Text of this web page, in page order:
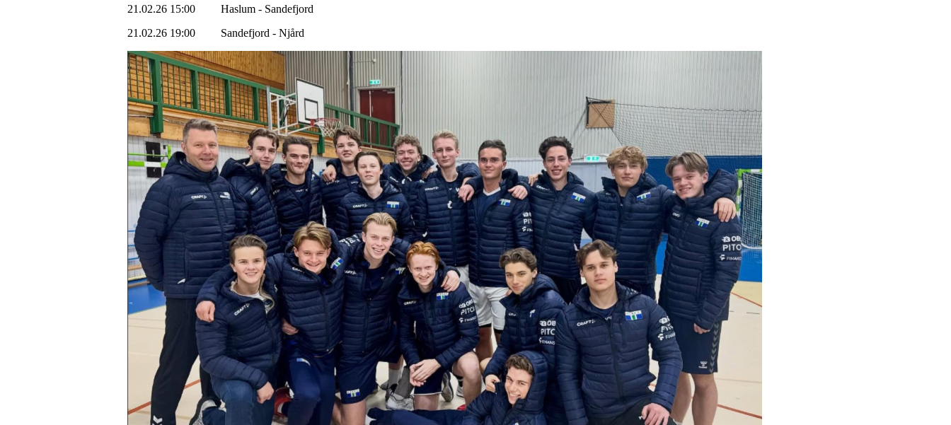
21.02.26 15:00 Haslum - Sandefjord
21.02.26 19:00 Sandefjord - Njård